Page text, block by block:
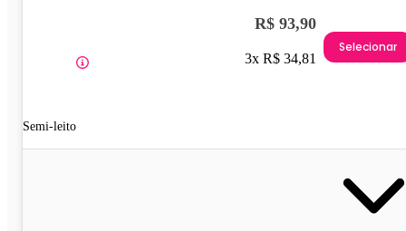
Semi-leito
R$ 93,90
3x R$ 34,81
Selecionar